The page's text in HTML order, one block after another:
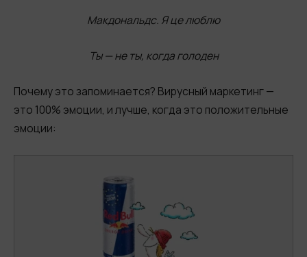
Макдональдс. Я це люблю
Ты — не ты, когда голоден
Почему это запоминается? Вирусный маркетинг —
это 100% эмоции, и лучше, когда это положительные
эмоции: